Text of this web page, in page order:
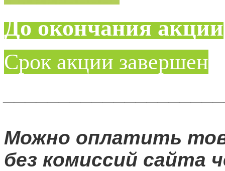
До окончания акции
Срок акции завершен
Можно оплатить
без комиссий сайта